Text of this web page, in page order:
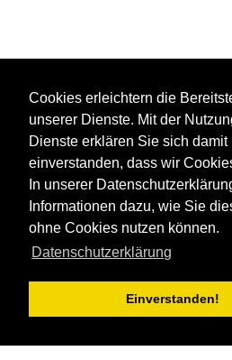
Cookies erleichtern die
unserer Dienste. Mit der
Dienste erklären Sie sich damit
einverstanden, dass wir
In unserer
Informationen dazu, wie Sie
ohne Cookies nutzen können.
Datenschutzerklärung
Einverstanden!